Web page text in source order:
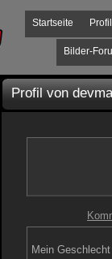
Startseite
Bilder-
Profil von
Mein